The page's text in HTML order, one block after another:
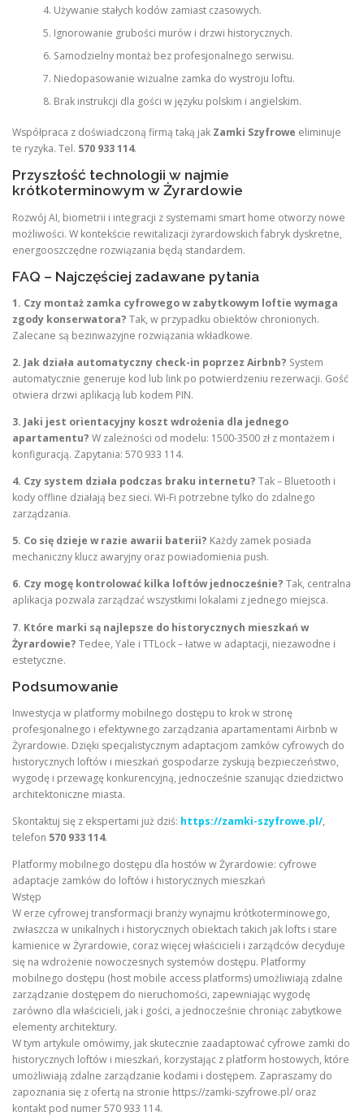
Używanie stałych kodów zamiast czasowych.
Ignorowanie grubości murów i drzwi historycznych.
Samodzielny montaż bez profesjonalnego serwisu.
Niedopasowanie wizualne zamka do wystroju loftu.
Brak instrukcji dla gości w języku polskim i angielskim.
Współpraca z doświadczoną firmą taką jak Zamki Szyfrowe eliminuje
te ryzyka. Tel. 570 933 114.
Przyszłość technologii w najmie
krótkoterminowym w Żyrardowie
Rozwój AI, biometrii i integracji z systemami smart home otworzy nowe
możliwości. W kontekście rewitalizacji żyrardowskich fabryk dyskretne,
energooszczędne rozwiązania będą standardem.
FAQ – Najczęściej zadawane pytania
1. Czy montaż zamka cyfrowego w zabytkowym loftie wymaga
zgody konserwatora? Tak, w przypadku obiektów chronionych.
Zalecane są bezinwazyjne rozwiązania wkładkowe.
2. Jak działa automatyczny check-in poprzez Airbnb? System
automatycznie generuje kod lub link po potwierdzeniu rezerwacji. Gość
otwiera drzwi aplikacją lub kodem PIN.
3. Jaki jest orientacyjny koszt wdrożenia dla jednego
apartamentu? W zależności od modelu: 1500-3500 zł z montażem i
konfiguracją. Zapytania: 570 933 114.
4. Czy system działa podczas braku internetu? Tak – Bluetooth i
kody offline działają bez sieci. Wi-Fi potrzebne tylko do zdalnego
zarządzania.
5. Co się dzieje w razie awarii baterii? Każdy zamek posiada
mechaniczny klucz awaryjny oraz powiadomienia push.
6. Czy mogę kontrolować kilka loftów jednocześnie? Tak, centralna
aplikacja pozwala zarządzać wszystkimi lokalami z jednego miejsca.
7. Które marki są najlepsze do historycznych mieszkań w
Żyrardowie? Tedee, Yale i TTLock – łatwe w adaptacji, niezawodne i
estetyczne.
Podsumowanie
Inwestycja w platformy mobilnego dostępu to krok w stronę
profesjonalnego i efektywnego zarządzania apartamentami Airbnb w
Żyrardowie. Dzięki specjalistycznym adaptacjom zamków cyfrowych do
historycznych loftów i mieszkań gospodarze zyskują bezpieczeństwo,
wygodę i przewagę konkurencyjną, jednocześnie szanując dziedzictwo
architektoniczne miasta.
Skontaktuj się z ekspertami już dziś: https://zamki-szyfrowe.pl/,
telefon 570 933 114.
Platformy mobilnego dostępu dla hostów w Żyrardowie: cyfrowe
adaptacje zamków do loftów i historycznych mieszkań
Wstęp
W erze cyfrowej transformacji branży wynajmu krótkoterminowego,
zwłaszcza w unikalnych i historycznych obiektach takich jak lofts i stare
kamienice w Żyrardowie, coraz więcej właścicieli i zarządców decyduje
się na wdrożenie nowoczesnych systemów dostępu. Platformy
mobilnego dostępu (host mobile access platforms) umożliwiają zdalne
zarządzanie dostępem do nieruchomości, zapewniając wygodę
zarówno dla właścicieli, jak i gości, a jednocześnie chroniąc zabytkowe
elementy architektury.
W tym artykule omówimy, jak skutecznie zaadaptować cyfrowe zamki do
historycznych loftów i mieszkań, korzystając z platform hostowych, które
umożliwiają zdalne zarządzanie kodami i dostępem. Zapraszamy do
zapoznania się z ofertą na stronie https://zamki-szyfrowe.pl/ oraz
kontakt pod numer 570 933 114.